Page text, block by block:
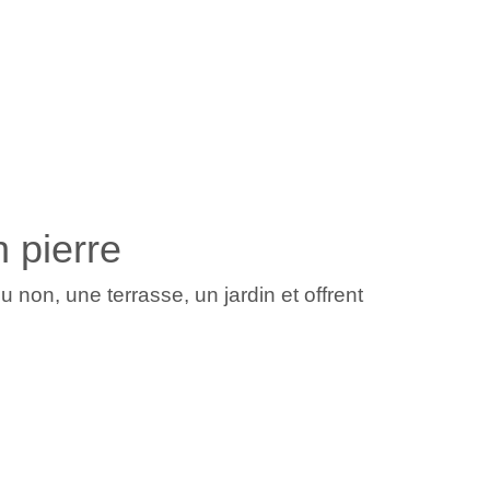
pierre
non, une terrasse, un jardin et offrent